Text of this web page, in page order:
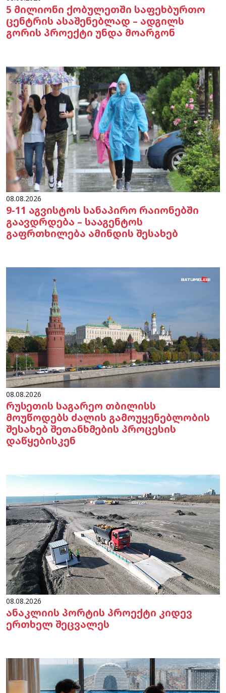
5 მილიონი ქობულეთში საფეხბურთო
ცენტრის ასაშენებლად – ადგილს
გორის პროექტი უნდა მოარგონ
08.08.2026
9-11 აგვისტოს სანაპირო რაიონებში
გაავდრდება – სააგენტოს
გაფრთხილება ამინდის შესახებ
08.08.2026
რუსეთის საგარეო თბილისს
მოუწოდებს ძალის გამოუყენებლობის
შესახებ შეთანხმების პროცესის
დაწყებისკენ
08.08.2026
ანაკლიის პორტის პროექტი კიდევ
ერთხელ შეცვალეს